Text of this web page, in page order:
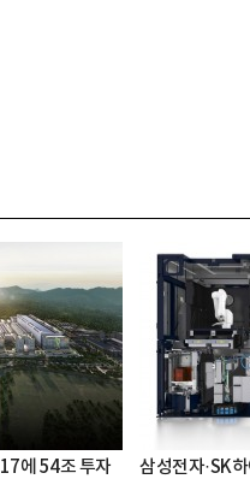
에 54조 투자 삼성전자·SK